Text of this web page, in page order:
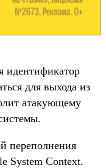
идентификатор
для выхода из
атакующему
переполнения
System Context.